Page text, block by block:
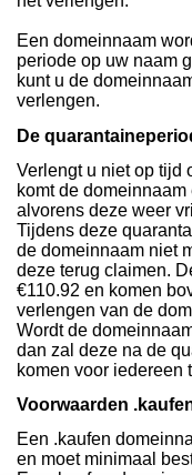
Een domeinnaam
periode op uw naam
kunt u de
verlengen.
De
Verlengt u niet op tijd
komt de
alvorens deze weer
Tijdens deze
de domeinnaam niet
deze terug claimen.
€110.92 en komen
verlengen van de
Wordt de
dan zal deze na de
komen voor iedereen
Voorwaarden
Een .kaufen
en moet minimaal